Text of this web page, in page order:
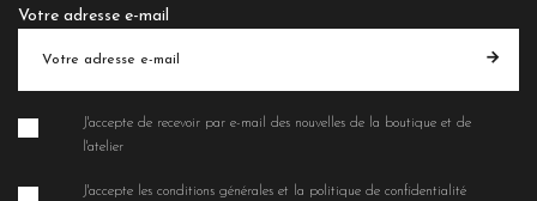
Votre adresse e-mail
J'accepte de recevoir par e-mail des nouvelles de la boutique et de
l'atelier
J'accepte les conditions générales et la politique de confidentialité